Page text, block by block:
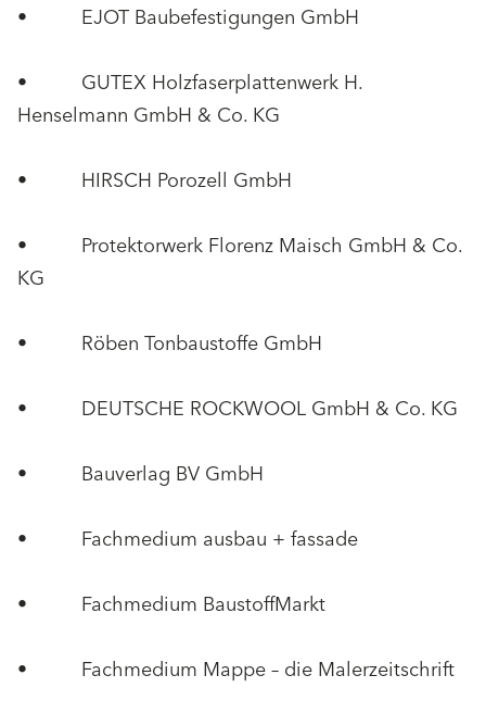
• EJOT Baubefestigungen GmbH
• GUTEX Holzfaserplattenwerk H.
Henselmann GmbH & Co. KG
• HIRSCH Porozell GmbH
• Protektorwerk Florenz Maisch GmbH & Co.
KG
• Röben Tonbaustoffe GmbH
• DEUTSCHE ROCKWOOL GmbH & Co. KG
• Bauverlag BV GmbH
• Fachmedium ausbau + fassade
• Fachmedium BaustoffMarkt
• Fachmedium Mappe – die Malerzeitschrift